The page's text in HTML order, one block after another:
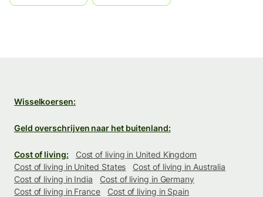
Wisselkoersen:
Geld overschrijven naar het buitenland:
Cost of living:
Cost of living in United Kingdom
Cost of living in United States
Cost of living in Australia
Cost of living in India
Cost of living in Germany
Cost of living in France
Cost of living in Spain